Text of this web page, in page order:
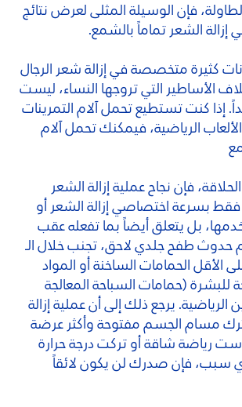
فإن الوسيلة المثلى لعرض نتائج
الشعر تماماً بالشمع.
كثيرة متخصصة في إزالة شعر الرجال
الأساطير التي تروجها النساء، ليست
إذا كنت تستطيع تحمل آلام التمرينات
الرياضية، فيمكنك تحمل آلام
فإن نجاح عملية إزالة الشعر
فقط بسرعة اختصاصي إزالة الشعر أو
بل يتعلق أيضاً بما تفعله عقب
طفح جلدي لاحق، تجنب خلال الـ
على الأقل الحمامات الساخنة أو المواد
للبشرة (حمامات السباحة المعالجة
الرياضية. يرجع ذلك إلى أن عملية إزالة
مسام الجسم مفتوحة وأكثر عرضة
رياضة شاقة أو تركت درجة حرارة
سبب، فإن صدرك لن يكون لائقاً